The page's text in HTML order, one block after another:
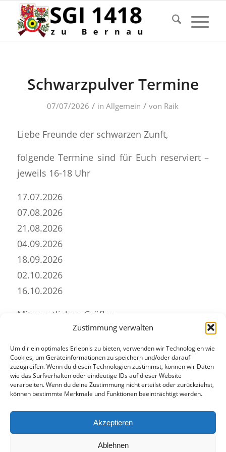
Zustimmung verwalten
Um dir ein optimales Erlebnis zu bieten, verwenden wir Technologien wie
Cookies, um Geräteinformationen zu speichern und/oder darauf
zuzugreifen. Wenn du diesen Technologien zustimmst, können wir Daten
wie das Surfverhalten oder eindeutige IDs auf dieser Website
verarbeiten. Wenn du deine Zustimmung nicht erteilst oder zurückziehst,
können bestimmte Merkmale und Funktionen beeinträchtigt werden.
Akzeptieren
Ablehnen
Schwarzpulver Termine
07/07/2026 / inAllgemein / von Raik
Liebe Freunde der schwarzen Zunft,
folgende Termine sind für Euch reserviert –
jeweils 16-18 Uhr
17.07.2026
07.08.2026
21.08.2026
04.09.2026
18.09.2026
02.10.2026
16.10.2026
Mit sportlichen Grüßen
Eintrag teilen